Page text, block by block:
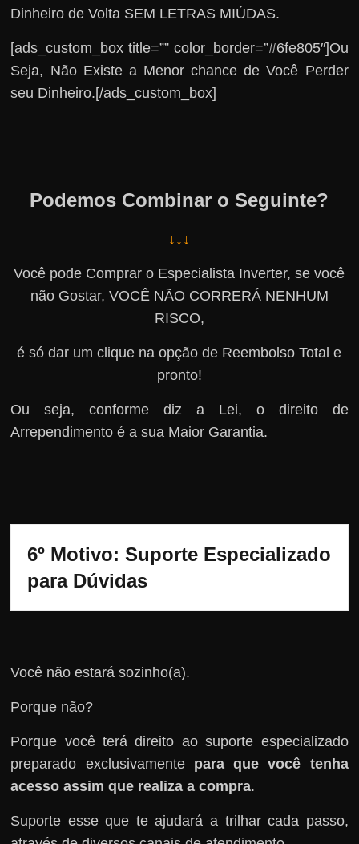
Dinheiro de Volta SEM LETRAS MIÚDAS.
[ads_custom_box title=”” color_border=”#6fe805″]Ou
Seja, Não Existe a Menor chance de Você Perder
seu Dinheiro.[/ads_custom_box]
Podemos Combinar o Seguinte?
↓↓↓
Você pode Comprar o Especialista Inverter, se você
não Gostar, VOCÊ NÃO CORRERÁ NENHUM
RISCO,
é só dar um clique na opção de Reembolso Total e
pronto!
Ou seja, conforme diz a Lei, o direito de
Arrependimento é a sua Maior Garantia.
6º Motivo: Suporte Especializado
para Dúvidas
Você não estará sozinho(a).
Porque não?
Porque você terá direito ao suporte especializado
preparado exclusivamente para que você tenha
acesso assim que realiza a compra.
Suporte esse que te ajudará a trilhar cada passo,